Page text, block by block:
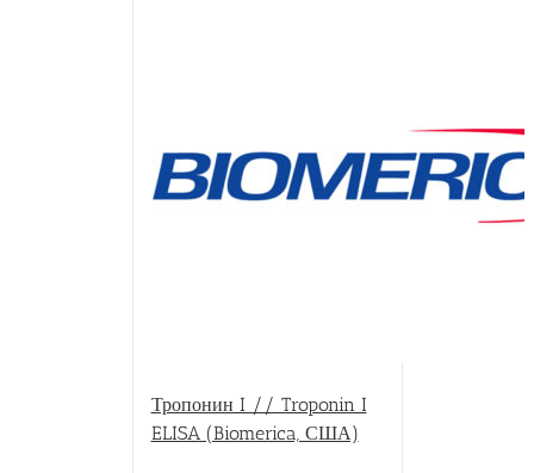
Тропонин I // Troponin I
ELISA (Biomerica, США)